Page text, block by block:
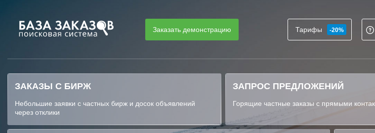
Заказать демонстрацию Тарифы -20%
ЗАКАЗЫ С БИРЖ
Небольшие заявки с частных бирж и досок объявлений
через отклики
ЗАПРОС ПРЕДЛОЖЕНИЙ
Горящие частные заказы с прямыми